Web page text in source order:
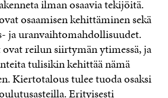
ilman osaavia tekijöitä.
osaamisen kehittäminen sekä
ja uranvaihtomahdollisuudet.
reilun siirtymän ytimessä, ja
tulisikin kehittää nämä
Kiertotalous tulee tuoda osaksi
Erityisesti